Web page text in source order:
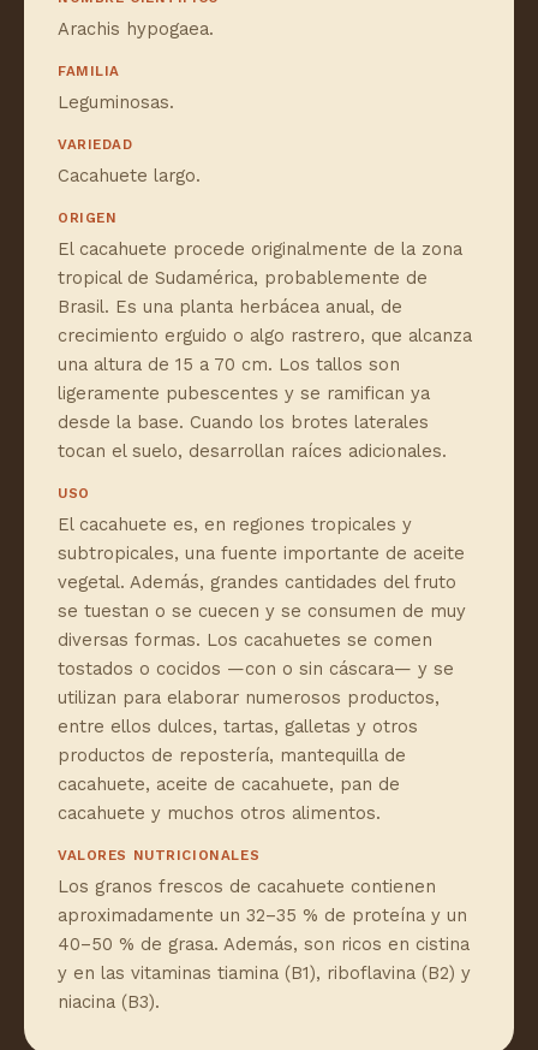
Arachis hypogaea.
FAMILIA
Leguminosas.
VARIEDAD
Cacahuete largo.
ORIGEN
El cacahuete procede originalmente de la zona
tropical de Sudamérica, probablemente de
Brasil. Es una planta herbácea anual, de
crecimiento erguido o algo rastrero, que alcanza
una altura de 15 a 70 cm. Los tallos son
ligeramente pubescentes y se ramifican ya
desde la base. Cuando los brotes laterales
tocan el suelo, desarrollan raíces adicionales.
USO
El cacahuete es, en regiones tropicales y
subtropicales, una fuente importante de aceite
vegetal. Además, grandes cantidades del fruto
se tuestan o se cuecen y se consumen de muy
diversas formas. Los cacahuetes se comen
tostados o cocidos —con o sin cáscara— y se
utilizan para elaborar numerosos productos,
entre ellos dulces, tartas, galletas y otros
productos de repostería, mantequilla de
cacahuete, aceite de cacahuete, pan de
cacahuete y muchos otros alimentos.
VALORES NUTRICIONALES
Los granos frescos de cacahuete contienen
aproximadamente un 32–35 % de proteína y un
40–50 % de grasa. Además, son ricos en cistina
y en las vitaminas tiamina (B1), riboflavina (B2) y
niacina (B3).